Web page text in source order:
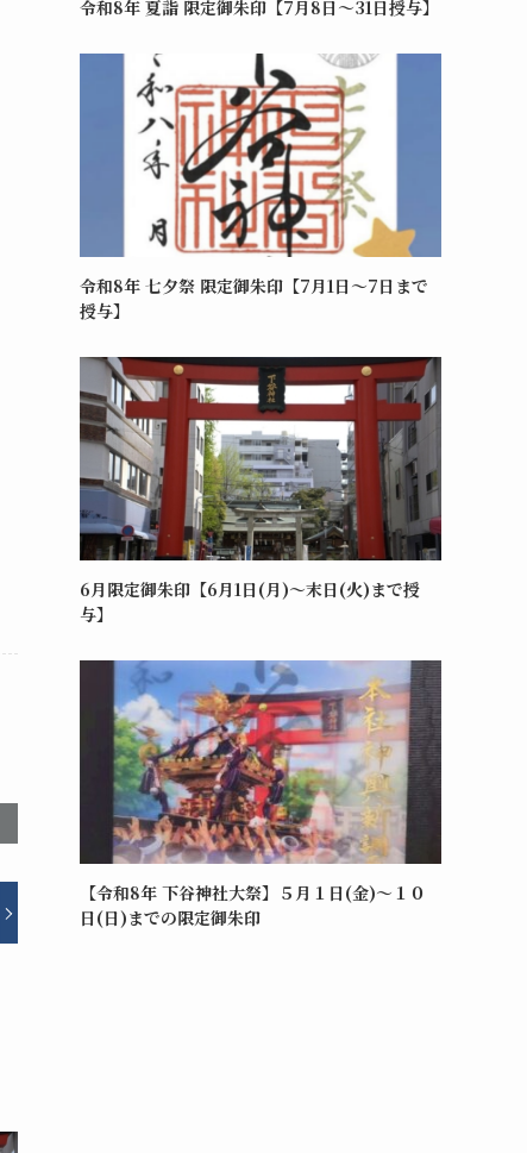
令和8年 夏詣 限定御朱印【7月8日〜31日授与】
令和8年 七夕祭 限定御朱印【7月1日～7日まで
授与】
6月限定御朱印【6月1日(月)～末日(火)まで授
与】
【令和8年 下谷神社大祭】５月１日(金)～１０
日(日)までの限定御朱印